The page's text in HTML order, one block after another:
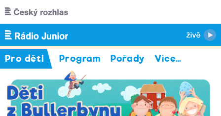
Přejít k hlavnímu obsahu
Pro děti Program Pořady Více…